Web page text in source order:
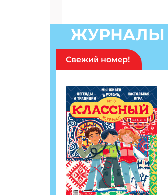
ЖУРНАЛЫ
Свежий номер!